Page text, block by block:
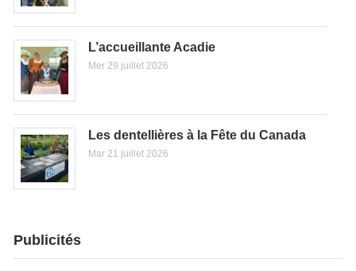
L’accueillante Acadie
Mer 29 juillet 2026
Les dentellières à la Fête du Canada
Mar 21 juillet 2026
Publicités